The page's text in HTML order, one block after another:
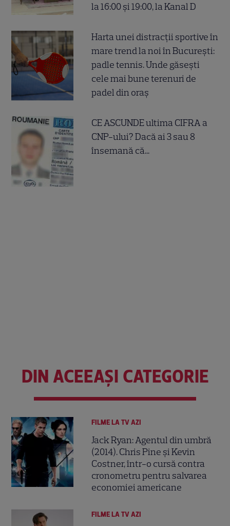
la 16:00 și 19:00, la Kanal D
Harta unei distracții sportive în
mare trend la noi în București:
padle tennis. Unde găsești
cele mai bune terenuri de
padel din oraș
CE ASCUNDE ultima CIFRA a
CNP-ului? Dacă ai 3 sau 8
însemană că...
DIN ACEEAȘI CATEGORIE
FILME LA TV AZI
Jack Ryan: Agentul din umbră
(2014). Chris Pine și Kevin
Costner, într-o cursă contra
cronometru pentru salvarea
economiei americane
FILME LA TV AZI